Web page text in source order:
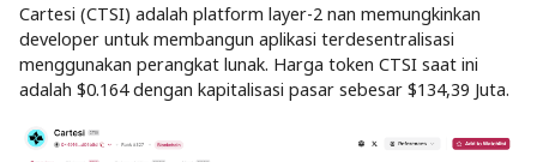
Cartesi (CTSI) adalah platform layer-2 nan memungkinkan
developer untuk membangun aplikasi terdesentralisasi
menggunakan perangkat lunak. Harga token CTSI saat ini
adalah $0.164 dengan kapitalisasi pasar sebesar $134,39 Juta.